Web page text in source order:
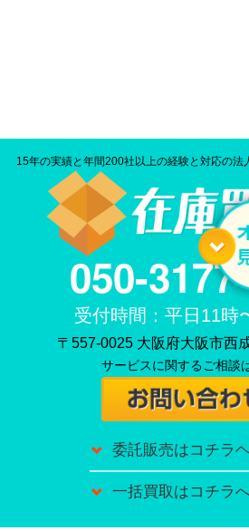
15年の実績と年間200社以上の経験と対応の法
050-
受付時間：平日11時
〒557-0025 大阪府大阪市西
サービスに関するご相談
委託販売はコチラ
一括買取はコチラ